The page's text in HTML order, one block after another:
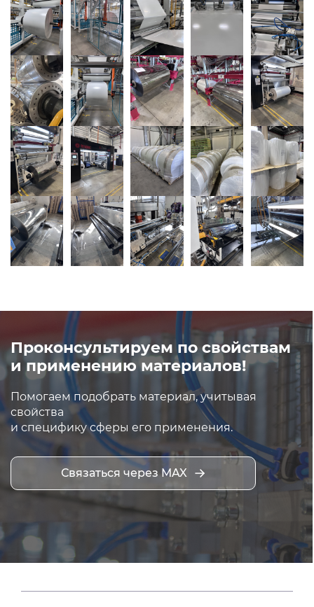
Проконсультируем по свойствам
и применению материалов!
Помогаем подобрать материал, учитывая
свойства
и специфику сферы его применения.
Связаться через MAX